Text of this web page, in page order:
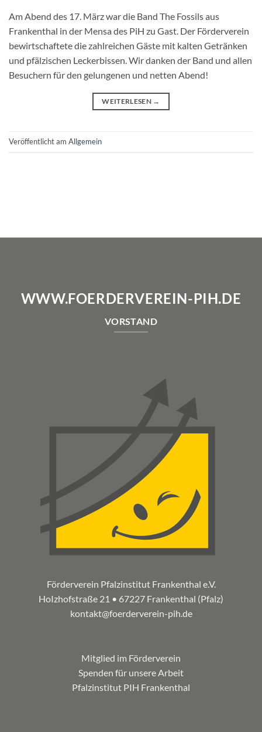
Am Abend des 17. März war die Band The Fossils aus
Frankenthal in der Mensa des PiH zu Gast. Der Förderverein
bewirtschaftete die zahlreichen Gäste mit kalten Getränken
und pfälzischen Leckerbissen. Wir danken der Band und allen
Besuchern für den gelungenen und netten Abend!
WEITERLESEN →
Veröffentlicht am Allgemein
WWW.FOERDERVEREIN-PIH.DE
VORSTAND
Förderverein Pfalzinstitut Frankenthal e.V.
HoIzhofstraße 21 • 67227 Frankenthal (Pfalz)
kontakt@foerderverein-pih.de
Mitglied im Förderverein
Spenden für unsere Arbeit
Pfalzinstitut PIH Frankenthal